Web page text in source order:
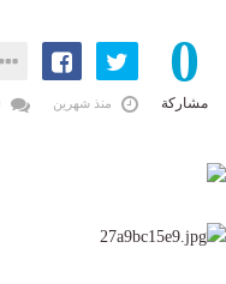
0
مشاركة منذ شهرين